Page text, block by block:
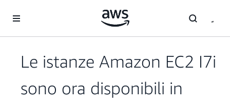
Le istanze Amazon EC2 I7i
sono ora disponibili in